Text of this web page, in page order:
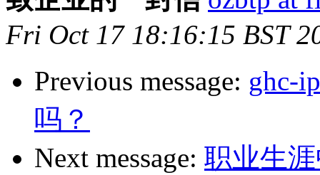
Fri Oct 17 18:16:15 BST
Previous message: ghc-
吗？
Next message: 职业生